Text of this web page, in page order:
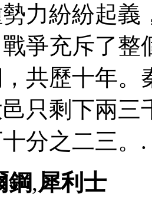
力紛紛起義
爭充斥了整
共歷十年。
只剩下兩
分之二三。.
鋼,犀利士